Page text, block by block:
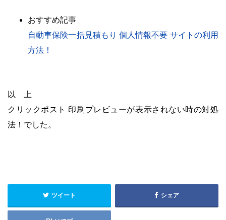
おすすめ記事
自動車保険一括見積もり 個人情報不要 サイトの利用
方法！
以 上
クリックポスト 印刷プレビューが表示されない時の対処
法！ でした。
ツイート シェア